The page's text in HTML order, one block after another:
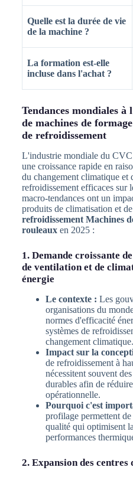
Quelle est la durée de vie
de la machine ?
La formation est-elle
incluse dans l'achat ?
Tendances mondiales
de machines de
de refroidissement
L'industrie mondiale du
une croissance rapide en
du changement climatique et
refroidissement efficaces sur
macro-tendances ont un
produits de climatisation et
refroidissement Machines
rouleauxen 2025 :
1. Demande croissante
de ventilation et de
énergie
Le contexte : Les
organisations du
normes d'efficacité
systèmes de
changement climatique.
Impact sur la
de refroidissement à
nécessitent souvent
durables afin de
opérationnelle.
Pourquoi c'est
profilage permettent
qualité qui optimisent
performances
2. Expansion des centres